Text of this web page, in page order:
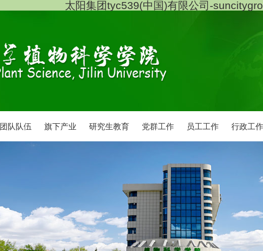
太阳集团tyc539(中国)有限公司-
团队队伍 旗下产业 研究生教育 党群工作 员工工作 行政工作